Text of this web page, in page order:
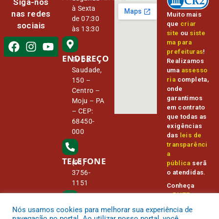
nas redes
sociais
à Sexta
de 07:30
às 13:30
ENDEREÇO
Tv Da
Saudade,
150 –
Centro –
Moju – PA
– CEP:
68450-
000
TELEFONE
(91)
3756-
1151
E-MAIL
camara@
Muito mais
que criar
site ou siste
ma para
prefeituras!
Realizamos
uma assesso
ria completa,
onde
garantimos
em contrato
que todas as
exigências
das leis de
transparênci
a
pública serã
o atendidas.
Conheça
oPNTPe
Transparênc
Nós usamos cookies para melhorar sua experiência de